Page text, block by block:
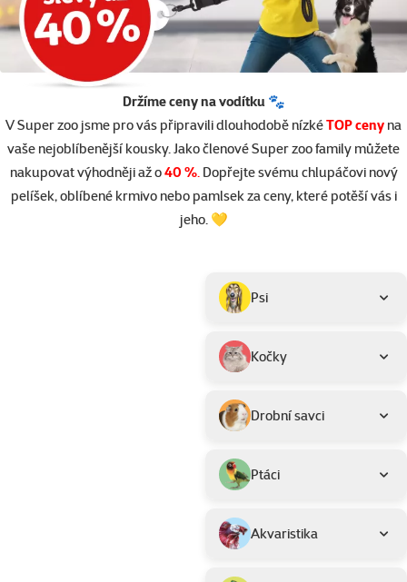
Držíme ceny na vodítku 🐾
V Super zoo jsme pro vás připravili dlouhodobě nízkéTOP ceny na
vaše nejoblíbenější kousky. Jako členové Super zoo family můžete
nakupovat výhodněji až o40 %.Dopřejte svému chlupáčovi nový
pelíšek, oblíbené krmivo nebo pamlsek za ceny, které potěší vás i
jeho. 💛
Podkategorie
Psi
Kočky
Drobní savci
Ptáci
Akvaristika